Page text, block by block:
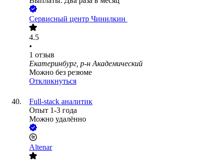
Сервисный центр Чинилкин ​
4.5
•
1 отзыв
Екатеринбург, р-н Академический
Можно без резюме
Откликнуться
Full-stack аналитик
Опыт 1-3 года
Можно удалённо
Altenar